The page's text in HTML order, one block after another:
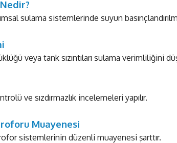
sulama sistemlerinde suyun
veya tank sızıntıları sulama verimliliğini
ve sızdırmazlık incelemeleri yapılır.
Muayenesi
sistemlerinin düzenli muayenesi şarttır.